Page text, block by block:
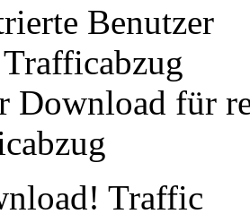
Download für